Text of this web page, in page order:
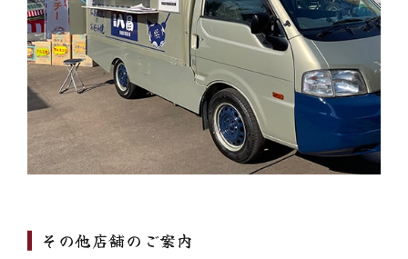
その他店舗のご案内